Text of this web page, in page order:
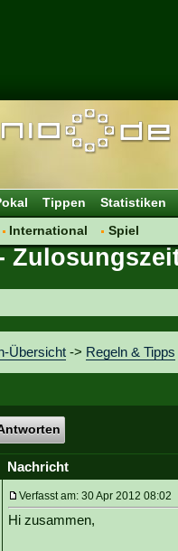
Tippen Statistiken
International
Vereine
Spiel
Regeln &
Übersicht -> Regeln & Tipps
Nachricht
Verfasst am: 30 Apr 2012
Hi zusammen,